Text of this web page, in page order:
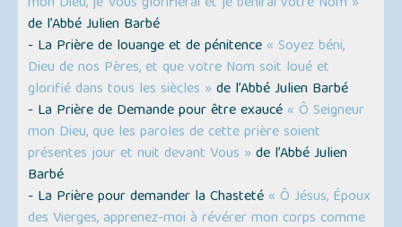
de l’Abbé Julien Barbé
- La Prière de louange et de pénitence « Soyez béni,
Dieu de nos Pères, et que votre Nom soit loué et
glorifié dans tous les siècles » de l’Abbé Julien Barbé
- La Prière de Demande pour être exaucé « Ô Seigneur
mon Dieu, que les paroles de cette prière soient
présentes jour et nuit devant Vous » de l’Abbé Julien
Barbé
- La Prière pour demander la Chasteté « Ô Jésus, Époux
des Vierges, apprenez-moi à révérer mon corps comme